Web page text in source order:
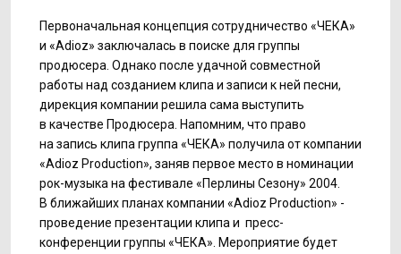
Первоначальная концепция сотрудничество «ЧЕКА»
и «Adioz» заключалась в поиске для группы
продюсера. Однако после удачной совместной
работы над созданием клипа и записи к ней песни,
дирекция компании решила сама выступить
в качестве Продюсера. Напомним, что право
на запись клипа группа «ЧЕКА» получила от компании
«Adioz Production», заняв первое место в номинации
рок-музыка на фестивале «Перлины Сезону» 2004.
В ближайших планах компании «Adioz Production» -
проведение презентации клипа и пресс-
конференции группы «ЧЕКА». Мероприятие будет